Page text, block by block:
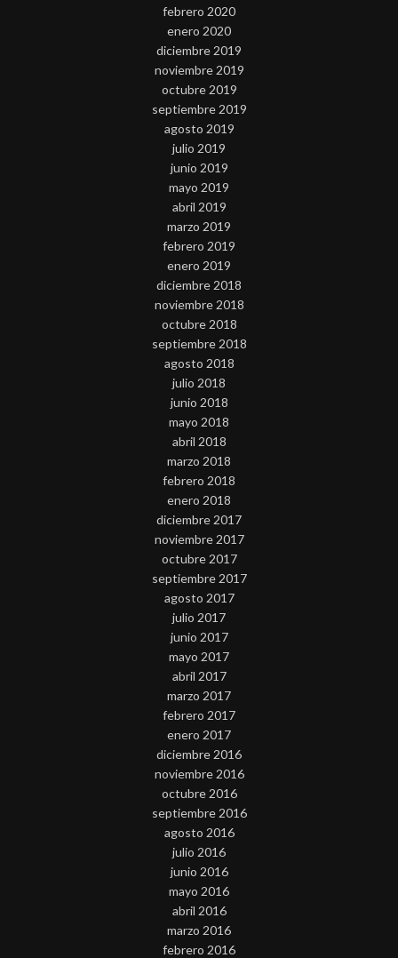
febrero 2020
enero 2020
diciembre 2019
noviembre 2019
octubre 2019
septiembre 2019
agosto 2019
julio 2019
junio 2019
mayo 2019
abril 2019
marzo 2019
febrero 2019
enero 2019
diciembre 2018
noviembre 2018
octubre 2018
septiembre 2018
agosto 2018
julio 2018
junio 2018
mayo 2018
abril 2018
marzo 2018
febrero 2018
enero 2018
diciembre 2017
noviembre 2017
octubre 2017
septiembre 2017
agosto 2017
julio 2017
junio 2017
mayo 2017
abril 2017
marzo 2017
febrero 2017
enero 2017
diciembre 2016
noviembre 2016
octubre 2016
septiembre 2016
agosto 2016
julio 2016
junio 2016
mayo 2016
abril 2016
marzo 2016
febrero 2016